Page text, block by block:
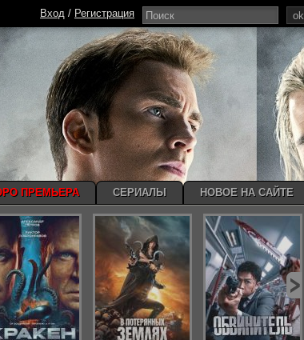
ok
Вход / Регистрация
ПРЕМЬЕРА СЕРИАЛЫ НОВОЕ НА САЙТЕ